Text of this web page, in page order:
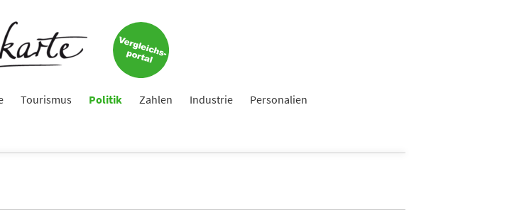
Tourismus Politik Zahlen Industrie Personalien